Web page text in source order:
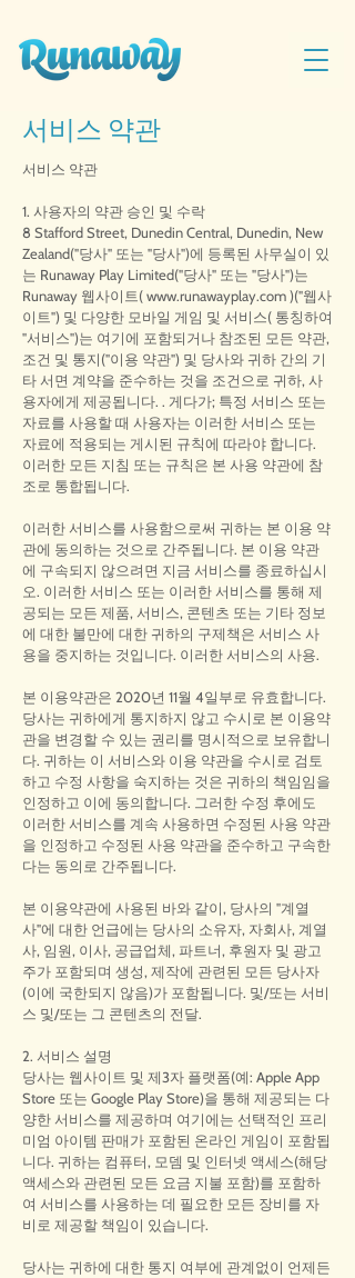
서비스 약관​
서비스 약관
1. 사용자의 약관 승인 및 수락
8 Stafford Street, Dunedin Central, Dunedin, New
Zealand("당사" 또는 "당사")에 등록된 사무실이 있
는 Runaway Play Limited("당사" 또는 "당사")는
Runaway 웹사이트(www.runawayplay.com)("웹사
이트") 및 다양한 모바일 게임 및 서비스( 통칭하여
"서비스")는 여기에 포함되거나 참조된 모든 약관,
조건 및 통지("이용 약관") 및 당사와 귀하 간의 기
타 서면 계약을 준수하는 것을 조건으로 귀하, 사
용자에게 제공됩니다. . 게다가; 특정 서비스 또는
자료를 사용할 때 사용자는 이러한 서비스 또는
자료에 적용되는 게시된 규칙에 따라야 합니다.
이러한 모든 지침 또는 규칙은 본 사용 약관에 참
조로 통합됩니다.
이러한 서비스를 사용함으로써 귀하는 본 이용 약
관에 동의하는 것으로 간주됩니다. 본 이용 약관
에 구속되지 않으려면 지금 서비스를 종료하십시
오. 이러한 서비스 또는 이러한 서비스를 통해 제
공되는 모든 제품, 서비스, 콘텐츠 또는 기타 정보
에 대한 불만에 대한 귀하의 구제책은 서비스 사
용을 중지하는 것입니다. 이러한 서비스의 사용.
본 이용약관은 2020년 11월 4일부로 유효합니다.
당사는 귀하에게 통지하지 않고 수시로 본 이용약
관을 변경할 수 있는 권리를 명시적으로 보유합니
다. 귀하는 이 서비스와 이용 약관을 수시로 검토
하고 수정 사항을 숙지하는 것은 귀하의 책임임을
인정하고 이에 동의합니다. 그러한 수정 후에도
이러한 서비스를 계속 사용하면 수정된 사용 약관
을 인정하고 수정된 사용 약관을 준수하고 구속한
다는 동의로 간주됩니다.
본 이용약관에 사용된 바와 같이, 당사의 "계열
사"에 대한 언급에는 당사의 소유자, 자회사, 계열
사, 임원, 이사, 공급업체, 파트너, 후원자 및 광고
주가 포함되며 생성, 제작에 관련된 모든 당사자
(이에 국한되지 않음)가 포함됩니다. 및/또는 서비
스 및/또는 그 콘텐츠의 전달.
2. 서비스 설명
당사는 웹사이트 및 제3자 플랫폼(예: Apple App
Store 또는 Google Play Store)을 통해 제공되는 다
양한 서비스를 제공하며 여기에는 선택적인 프리
미엄 아이템 판매가 포함된 온라인 게임이 포함됩
니다. 귀하는 컴퓨터, 모뎀 및 인터넷 액세스(해당
액세스와 관련된 모든 요금 지불 포함)를 포함하
여 서비스를 사용하는 데 필요한 모든 장비를 자
비로 제공할 책임이 있습니다.
당사는 귀하에 대한 통지 여부에 관계없이 언제든